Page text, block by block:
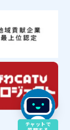
チャットで